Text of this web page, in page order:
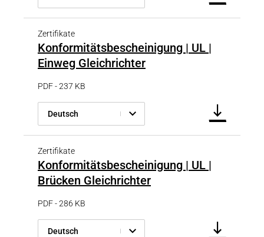
Zertifikate
Konformitätsbescheinigung | UL |
Einweg Gleichrichter
PDF - 237 KB
Deutsch
Zertifikate
Konformitätsbescheinigung | UL |
Brücken Gleichrichter
PDF - 286 KB
Deutsch